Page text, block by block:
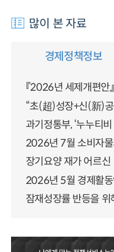
많이 본 자료
경제정책정보
『2026년 세제개편안
“초(超)성장+신(新)
과기정통부, ‘누누티
2026년 7월 소비자
2026년 5월 경제활